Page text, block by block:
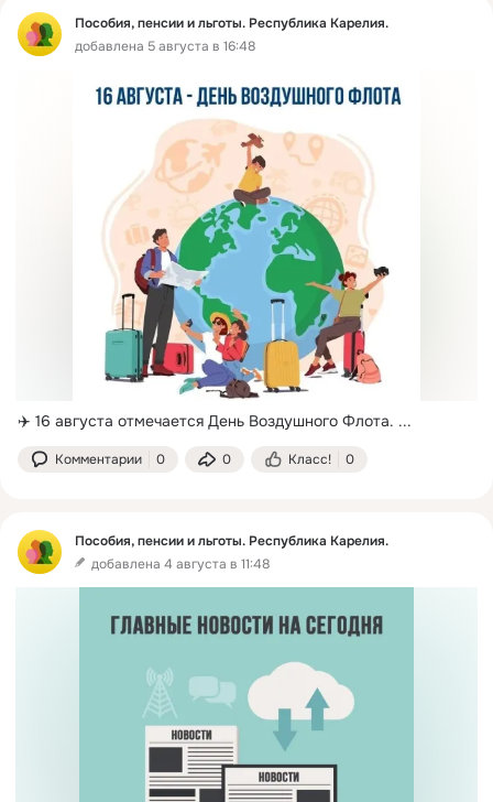
Пособия, пенсии и льготы. Республика Карелия.
добавлена 5 августа в 16:48
✈️ 16 августа отмечается День Воздушного Флота. ...
Комментарии 0 0 Класс! 0
Пособия, пенсии и льготы. Республика Карелия.
добавлена 4 августа в 11:48